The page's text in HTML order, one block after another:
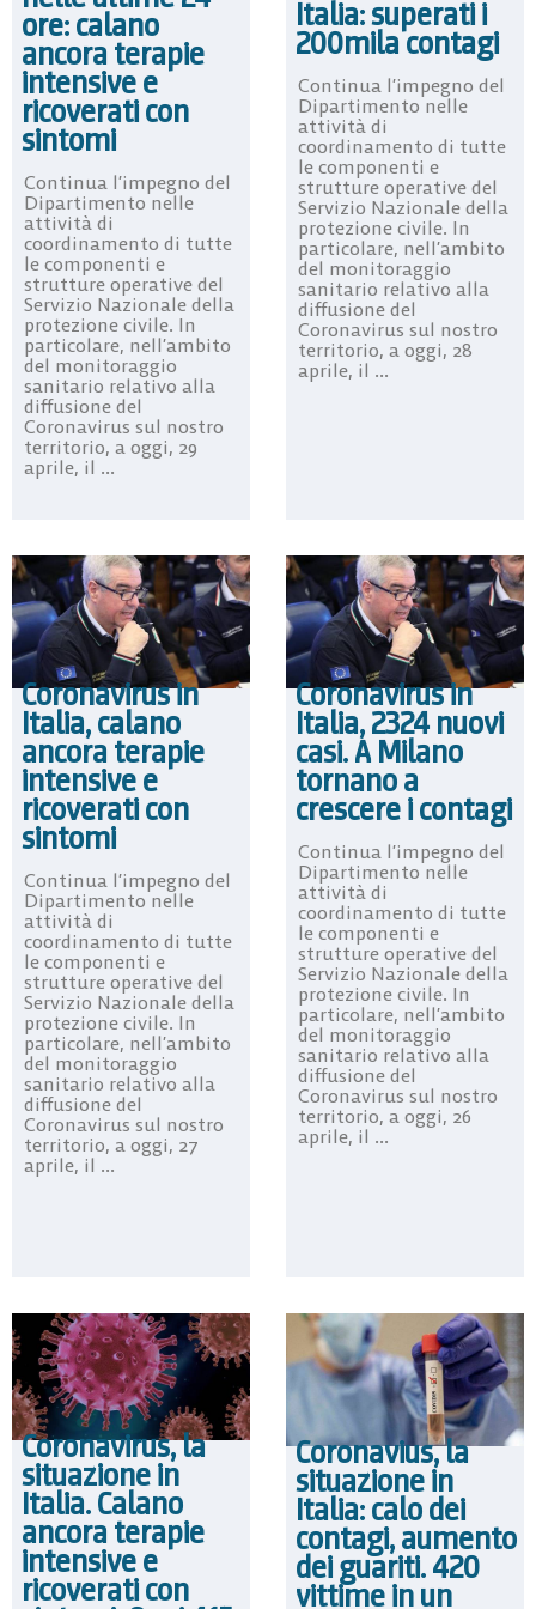
ore: calano
ancora terapie
intensive e
ricoverati con
sintomi
Continua l’impegno del
Dipartimento nelle
attività di
coordinamento di tutte
le componenti e
strutture operative del
Servizio Nazionale della
protezione civile. In
particolare, nell’ambito
del monitoraggio
sanitario relativo alla
diffusione del
Coronavirus sul nostro
territorio, a oggi, 29
aprile, il ...
Italia: superati i
200mila contagi
Continua l’impegno del
Dipartimento nelle
attività di
coordinamento di tutte
le componenti e
strutture operative del
Servizio Nazionale della
protezione civile. In
particolare, nell’ambito
del monitoraggio
sanitario relativo alla
diffusione del
Coronavirus sul nostro
territorio, a oggi, 28
aprile, il ...
Coronavirus in
Italia, calano
ancora terapie
intensive e
ricoverati con
sintomi
Continua l’impegno del
Dipartimento nelle
attività di
coordinamento di tutte
le componenti e
strutture operative del
Servizio Nazionale della
protezione civile. In
particolare, nell’ambito
del monitoraggio
sanitario relativo alla
diffusione del
Coronavirus sul nostro
territorio, a oggi, 27
aprile, il ...
Coronavirus in
Italia, 2324 nuovi
casi. A Milano
tornano a
crescere i contagi
Continua l’impegno del
Dipartimento nelle
attività di
coordinamento di tutte
le componenti e
strutture operative del
Servizio Nazionale della
protezione civile. In
particolare, nell’ambito
del monitoraggio
sanitario relativo alla
diffusione del
Coronavirus sul nostro
territorio, a oggi, 26
aprile, il ...
Coronavirus, la
situazione in
Italia. Calano
ancora terapie
intensive e
ricoverati con
Coronavius, la
situazione in
Italia: calo dei
contagi, aumento
dei guariti. 420
vittime in un